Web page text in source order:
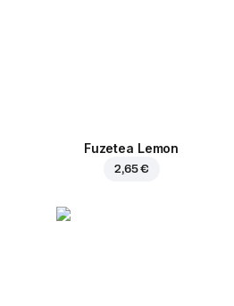
Fuzetea Lemon
2,65 €